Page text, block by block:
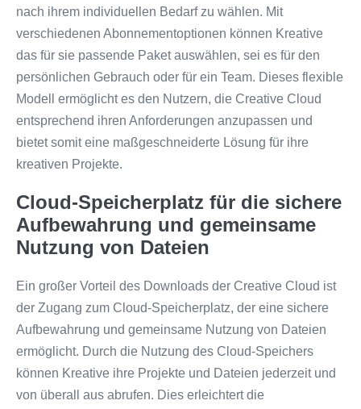
nach ihrem individuellen Bedarf zu wählen. Mit
verschiedenen Abonnementoptionen können Kreative
das für sie passende Paket auswählen, sei es für den
persönlichen Gebrauch oder für ein Team. Dieses flexible
Modell ermöglicht es den Nutzern, die Creative Cloud
entsprechend ihren Anforderungen anzupassen und
bietet somit eine maßgeschneiderte Lösung für ihre
kreativen Projekte.
Cloud-Speicherplatz für die sichere
Aufbewahrung und gemeinsame
Nutzung von Dateien
Ein großer Vorteil des Downloads der Creative Cloud ist
der Zugang zum Cloud-Speicherplatz, der eine sichere
Aufbewahrung und gemeinsame Nutzung von Dateien
ermöglicht. Durch die Nutzung des Cloud-Speichers
können Kreative ihre Projekte und Dateien jederzeit und
von überall aus abrufen. Dies erleichtert die